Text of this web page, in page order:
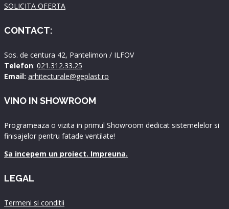
SOLICITA OFERTA
CONTACT:
Sos. de centura 42, Pantelimon / ILFOV
Telefon: 021.312.33.25
Email: arhitecturale@geplast.ro
VINO IN SHOWROOM
Programeaza o vizita in primul Showroom dedicat sistemelelor si
finisajelor pentru fatade ventilate!
Sa incepem un proiect. Impreuna.
LEGAL
Termeni si conditii